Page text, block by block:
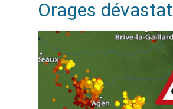
Orages